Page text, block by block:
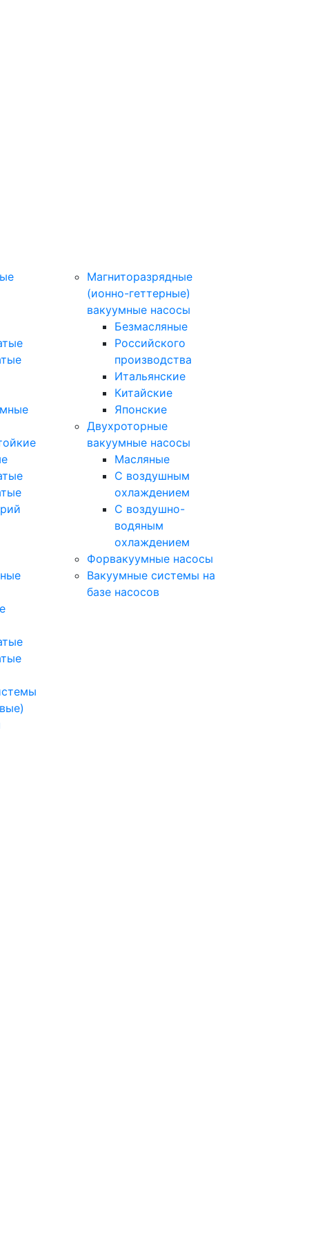
Магниторазрядные
(ионно-геттерные)
вакуумные насосы
Безмасляные
Российского
производства
Итальянские
Китайские
Японские
Двухроторные
вакуумные насосы
Масляные
C воздушным
охлаждением
C воздушно-
водяным
охлаждением
Форвакуумные насосы
Вакуумные системы на
базе насосов